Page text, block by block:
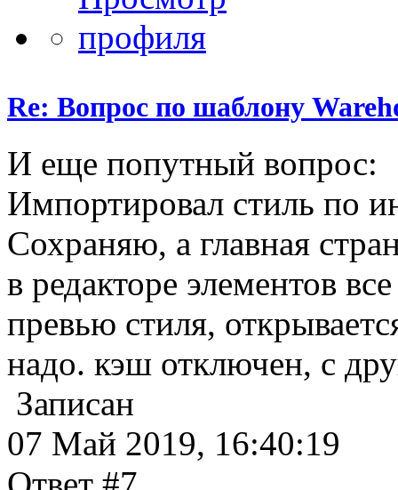
Re: Вопрос по шаблону
И еще попутный вопрос:
Импортировал стиль по
Сохраняю, а главная
в редакторе элементов
превью стиля,
надо. кэш отключен, с
Записан
07 Май 2019, 16:40:19